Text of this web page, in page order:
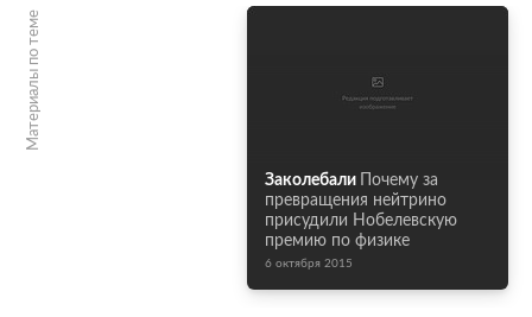
Материалы по теме
Заколебали
Почему за
превращения нейтрино
присудили Нобелевскую
премию по физике
6 октября 2015